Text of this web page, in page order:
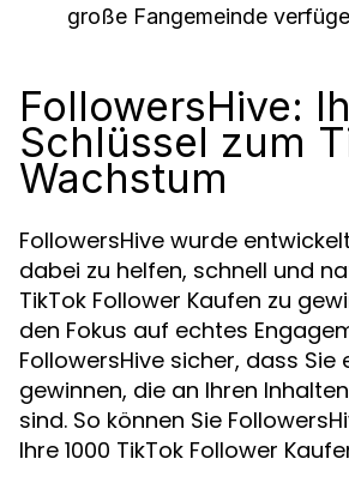
große Fangemeinde
FollowersHive:
Schlüssel zum
Wachstum
FollowersHive wurde
dabei zu helfen, schnell und
TikTok Follower Kaufen zu
den Fokus auf echtes
FollowersHive sicher, dass Sie
gewinnen, die an Ihren
sind. So können Sie
Ihre 1000 TikTok Follower